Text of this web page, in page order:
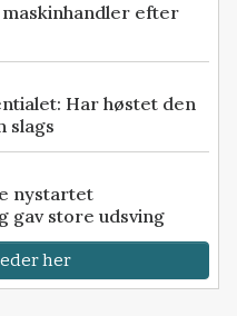
efter
Har høstet den
slags
nystartet
gav store udsving
her